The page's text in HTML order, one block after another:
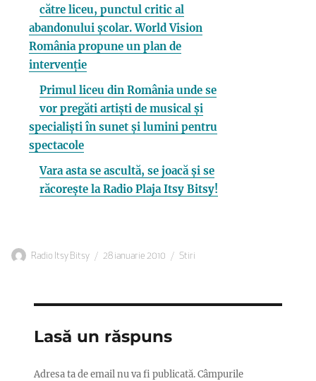
către liceu, punctul critic al
abandonului școlar. World Vision
România propune un plan de
intervenție
Primul liceu din România unde se
vor pregăti artiști de musical și
specialiști în sunet și lumini pentru
spectacole
Vara asta se ascultă, se joacă și se
răcorește la Radio Plaja Itsy Bitsy!
Autor
Radio Itsy Bitsy
Publicat
28 ianuarie 2010 Categorii
Stiri
Lasă un răspuns
Adresa ta de email nu va fi publicată.Câmpurile